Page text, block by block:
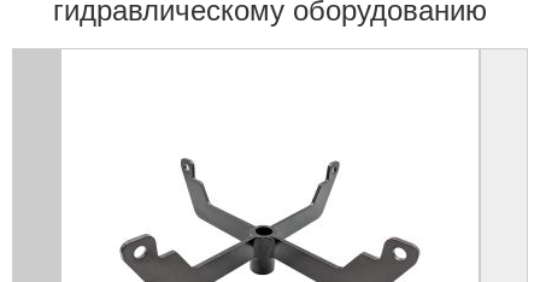
гидравлическому оборудованию